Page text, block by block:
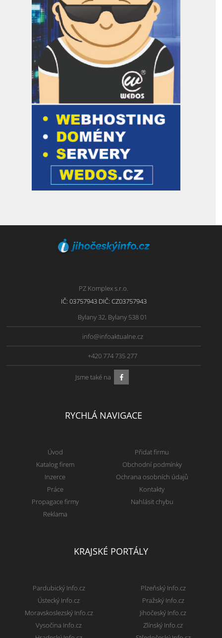
PZ Komplex s.r.o.
IČ: 03757943 DIČ: CZ03757943
Bylany 32, Bylany 538 01
info@infoaktualne.cz
+420 774 735 277
Jsme také na
RYCHLÁ NAVIGACE
Úvod
Katalog firem
Inzerce
Práce
Propagace firmy
Reklama
Přidat firmu
Obchodní podmínky
Ochrana osobních údajů
Kontakty
Nahlásit chybu
KRAJSKÉ PORTÁLY
Pardubický Info.cz
Ústecký Info.cz
Moravskoslezský Info.cz
Vysočina Info.cz
Plzeňský Info.cz
Pražský Info.cz
Jihočeský Info.cz
Zlínský Info.cz